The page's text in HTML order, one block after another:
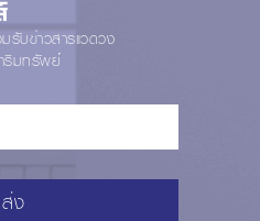
รับข่าวสารแวดวง
ริมทรัพย์
ส่ง